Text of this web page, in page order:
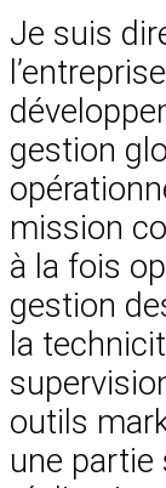
Je suis
gestion
mission
à la fois
gestion
la
outils
une partie